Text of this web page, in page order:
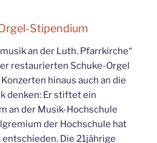
Stipendium
an der Luth. Pfarrkirche“
restaurierten Schuke-Orgel
hinaus auch an die
denken: Er stiftet ein
an der Musik-Hochschule
der Hochschule hat
entschieden. Die 21jährige